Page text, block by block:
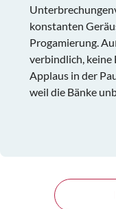
konstanten
Progamierung.
verbindlich, keine
Applaus in der
weil die Bänke